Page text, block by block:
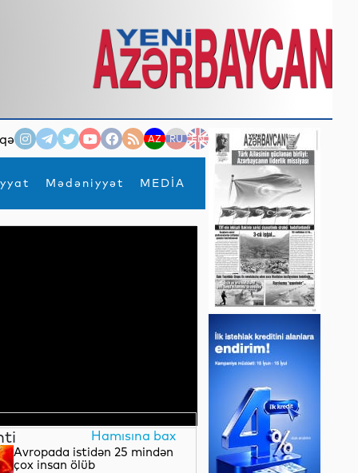
AZ RU EN
Mədəniyyət MEDİA
×
Hamısına bax
Avropada istidən 25 mindən
çox insan ölüb